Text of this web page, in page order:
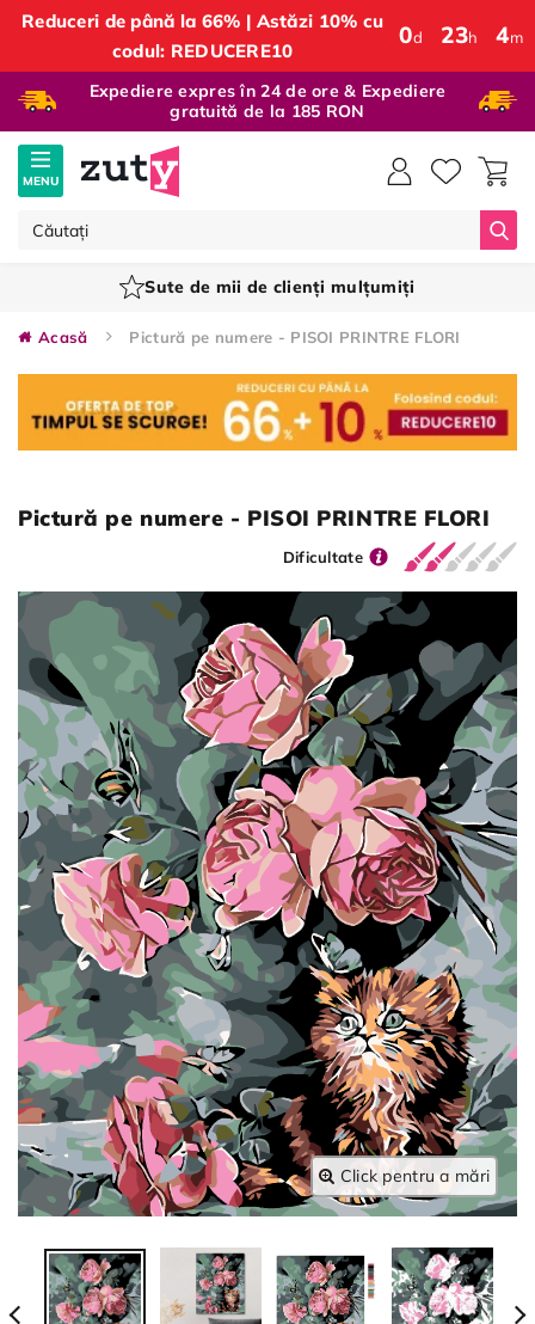
Reduceri de până la 66% | Astăzi 10% cu
codul: REDUCERE10
0d 23h 4m
Expediere expres în 24 de ore & Expediere
gratuită de la 185 RON
MENU
Sute de mii de clienți mulțumiți
Acasă Pictură pe numere - PISOI PRINTRE FLORI
Pictură pe numere - PISOI PRINTRE FLORI
Dificultate
Click pentru a mări